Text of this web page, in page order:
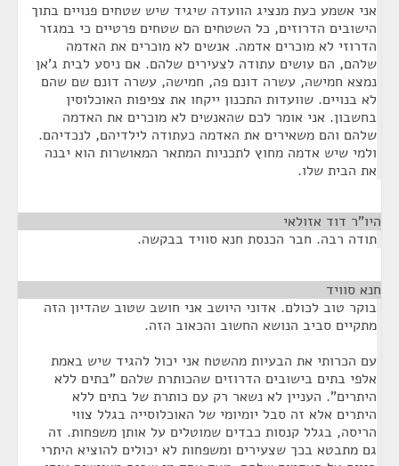
אני אשמע כעת מנציג הוועדה שיגיד שיש שטחים פנויים בתוך
הישובים הדרוזים, כל השטחים הם שטחים פרטיים כי במגזר
הדרוזי לא מוכרים אדמה. אנשים לא מוכרים את האדמה
שלהם, הם עושים עתודה לצעירים שלהם. אם ניסע לבית ג'אן
נמצא חמישה, עשרה דונם פה, חמישה, עשרה דונם שם שהם
לא בנויים. שוועדות התכנון ייקחו את צפיפות האוכלוסין
בחשבון. אני אומר לכם שהאנשים לא מוכרים את האדמה
שלהם והם משאירים את האדמה כעתודה לילדיהם, לנכדיהם.
ולמי שיש אדמה מחוץ לתכניות המתאר המאושרות הוא יבנה
את הבית שלו.
היו"ר דוד אזולאי
תודה רבה. חבר הכנסת חנא סוויד בבקשה.
חנא סוויד
בוקר טוב לכולם. אדוני היושב אני חושב שטוב שהדיון הזה
מתקיים סביב הנושא החשוב והכאוב הזה.
עם הכרותי את הבעיות מהשטח אני יכול להגיד שיש באמת
אלפי בתים בישובים הדרוזים שהכותרת שלהם "בתים ללא
היתרים". העניין לא נשאר רק עם כותרת של בתים ללא
היתרים אלא זה סבל יומיומי של האוכלוסייה בגלל צווי
הריסה, בגלל קנסות כבדים שמוטלים על אותן משפחות. זה
גם מתבטא בכך שצעירים ומשפחות לא יכולים להוציא היתרי